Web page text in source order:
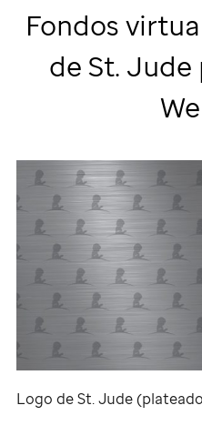
Fondos
deSt. Jude
Logo deSt. Jude